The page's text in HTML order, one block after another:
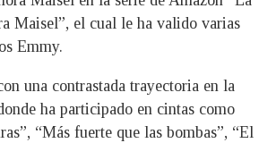
Maisel”, el cual le ha valido varias
Emmy.
una contrastada trayectoria en la
ha participado en cintas como
“Más fuerte que las bombas”, “El